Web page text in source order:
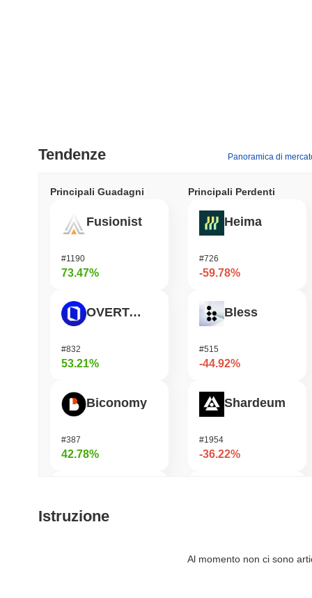
Tendenze Panoramica di
Principali Guadagni
Fusionist
#1190
73.47%
OVERTAKE
#832
53.21%
Biconomy
#387
42.78%
Principali Perdenti
Heima
#726
-59.78%
Bless
#515
-44.92%
Shardeum
#1954
-36.22%
Istruzione
Al momento non ci sono